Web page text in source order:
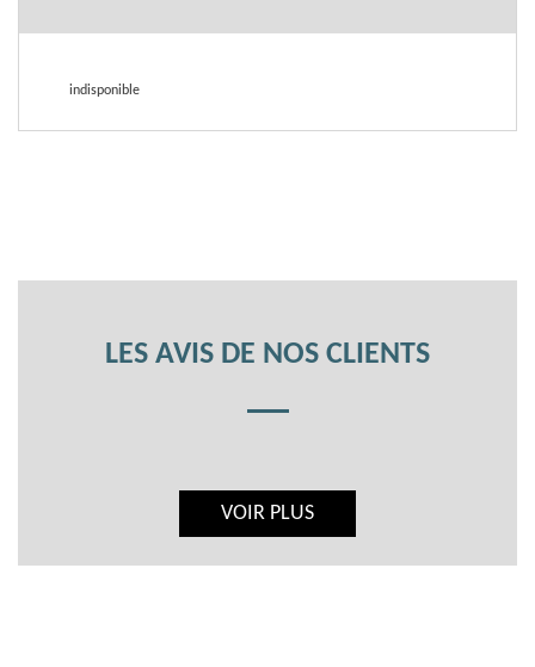
indisponible
LES AVIS DE NOS CLIENTS
VOIR PLUS